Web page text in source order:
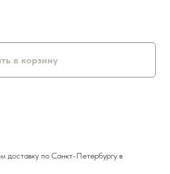
в корзину
доставку по Санкт-Петербургу в